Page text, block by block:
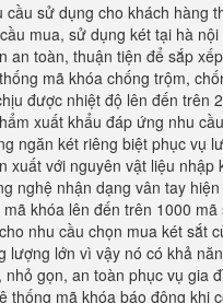
cầu sử dụng cho khách hàng
mua, sử dụng két tại hà nội
an toàn, thuận tiện để sắp
mã khóa chống trộm,
được nhiệt độ lên đến trên
xuất khẩu đáp ứng nhu
ngăn két riêng biệt phục vụ
xuất với nguyên vật liệu nhập
nghệ nhận dạng vân tay
khóa lên đến trên 1000 mã
nhu cầu chọn mua két sắt
lượng lớn vì vậy nó có khả
nhỏ gọn, an toàn phục vụ gia
thống mã khóa báo động khi